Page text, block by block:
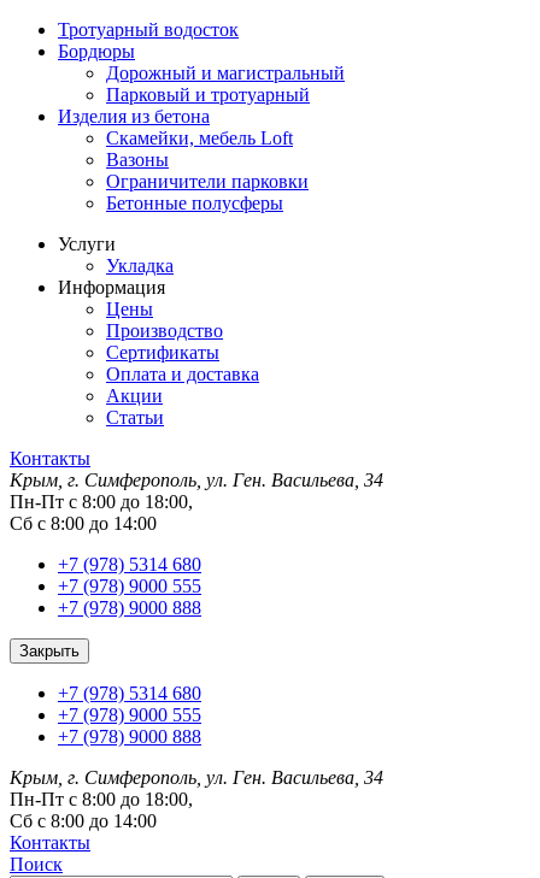
Тротуарный водосток
Бордюры
Дорожный и магистральный
Парковый и тротуарный
Изделия из бетона
Скамейки, мебель Loft
Вазоны
Ограничители парковки
Бетонные полусферы
Услуги
Укладка
Информация
Цены
Производство
Сертификаты
Оплата и доставка
Акции
Статьи
Контакты
Крым, г. Симферополь, ул. Ген. Васильева, 34
Пн-Пт с 8:00 до 18:00,
Сб с 8:00 до 14:00
+7 (978) 5314 680
+7 (978) 9000 555
+7 (978) 9000 888
Закрыть
+7 (978) 5314 680
+7 (978) 9000 555
+7 (978) 9000 888
Крым, г. Симферополь, ул. Ген. Васильева, 34
Пн-Пт с 8:00 до 18:00,
Сб с 8:00 до 14:00
Контакты
Поиск